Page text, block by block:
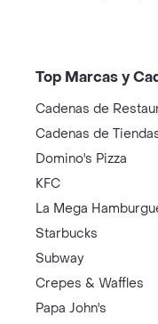
Top Marcas y
Cadenas de
Cadenas de
Domino's Pizza
KFC
La Mega
Starbucks
Subway
Crepes & Waffles
Papa John's